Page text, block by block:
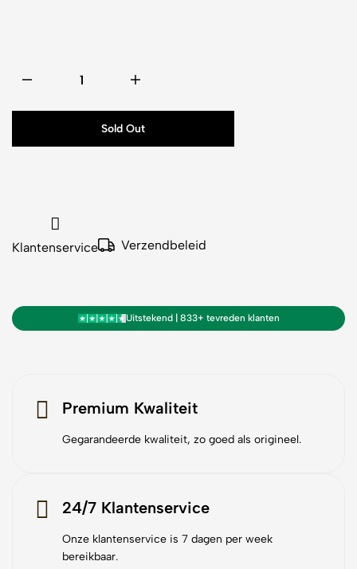
Sold Out
Klantenservice Verzendbeleid
Uitstekend | 833+ tevreden klanten
Premium Kwaliteit
Gegarandeerde kwaliteit, zo goed als origineel.
24/7 Klantenservice
Onze klantenservice is 7 dagen per week
bereikbaar.